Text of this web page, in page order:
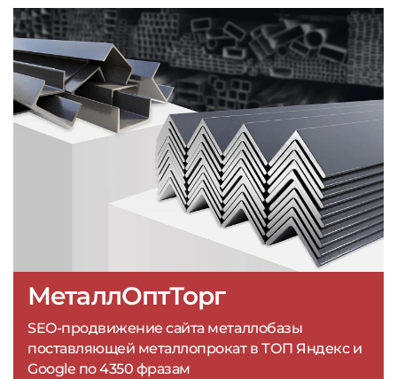
МеталлОптТорг
SEO-продвижение сайта металлобазы
поставляющей металлопрокат в ТОП Яндекс и
Google по 4350 фразам